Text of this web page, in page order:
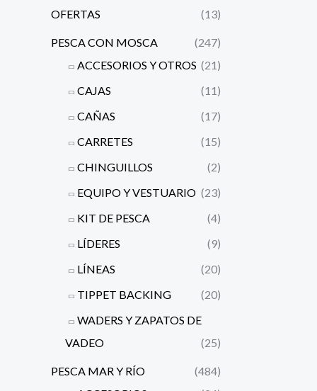
OFERTAS (13)
PESCA CON MOSCA
(247)
ACCESORIOS Y OTROS (21)
CAJAS
(11)
CAÑAS
(17)
CARRETES
(15)
CHINGUILLOS
(2)
EQUIPO Y VESTUARIO (23)
KIT DE PESCA
(4)
LÍDERES
(9)
LÍNEAS
(20)
TIPPET BACKING
(20)
WADERS Y ZAPATOS DE
VADEO
(25)
PESCA MAR Y RÍO
(484)